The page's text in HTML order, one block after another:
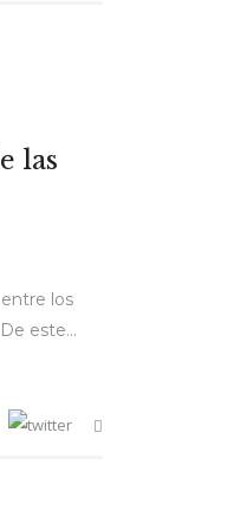
las
los
este...